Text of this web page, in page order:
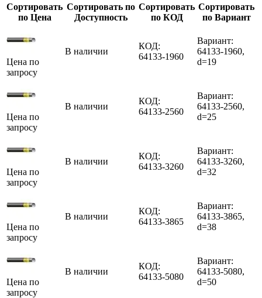
Сортировать
по Цена
Сортировать по
Доступность
Сортировать
по КОД
Сортировать
по Вариант
Цена по
запросу
В наличии
КОД:
64133-1960
Вариант:
64133-1960,
d=19
Цена по
запросу
В наличии
КОД:
64133-2560
Вариант:
64133-2560,
d=25
Цена по
запросу
В наличии
КОД:
64133-3260
Вариант:
64133-3260,
d=32
Цена по
запросу
В наличии
КОД:
64133-3865
Вариант:
64133-3865,
d=38
Цена по
запросу
В наличии
КОД:
64133-5080
Вариант:
64133-5080,
d=50